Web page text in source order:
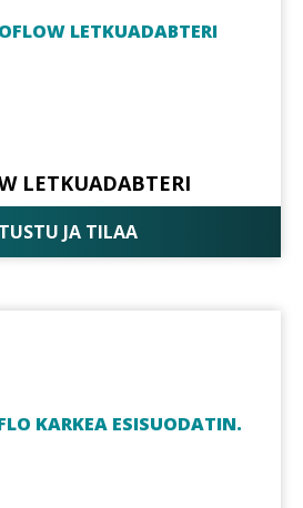
LETKUADABTERI
JA TILAA